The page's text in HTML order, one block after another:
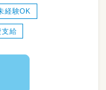
比べて多いです！
お子様がメイン
経験OK
支給